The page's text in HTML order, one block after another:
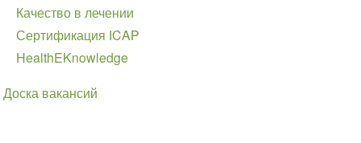
Качество в лечении
Сертификация ICAP
HealthEKnowledge
Доска вакансий